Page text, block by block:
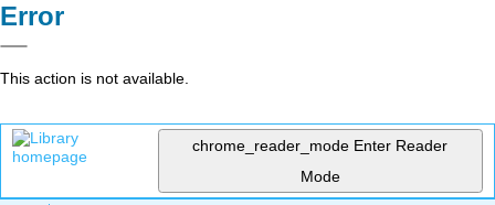
Error
This action is not available.
chrome_reader_mode Enter Reader
Mode